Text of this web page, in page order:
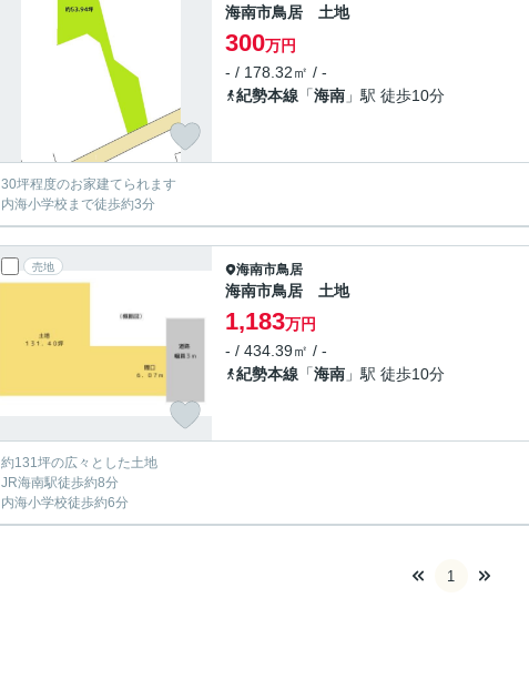
海南市鳥居 土地
300万円
- / 178.32㎡ / -
紀勢本線 「海南 」駅 徒歩10分
30坪程度のお家建てられます
内海小学校まで徒歩約3分
売地 海南市鳥居
海南市鳥居 土地
1,183万円
- / 434.39㎡ / -
紀勢本線 「海南 」駅 徒歩10分
約131坪の広々とした土地
JR海南駅徒歩約8分
内海小学校徒歩約6分
1